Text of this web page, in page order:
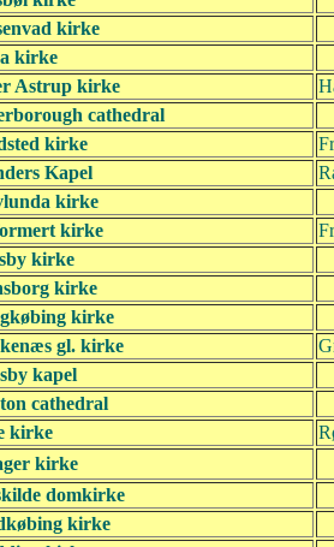
kirke
kirke
Astrup kirke
cathedral
kirke
Kapel
kirke
kirke
kirke
kirke
kirke
gl. kirke
kapel
cathedral
kirke
kirke
domkirke
kirke